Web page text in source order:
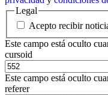
Legal
Acepto recibir
Este campo está oculto
cursoid
Este campo está oculto
referer